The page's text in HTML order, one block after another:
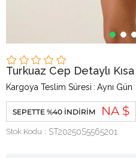
Turkuaz Cep Detaylı
Kargoya Teslim Süresi : Aynı Gün
SEPETTE %40 İNDIRIM NA $
Stok Kodu ST20250S5565201